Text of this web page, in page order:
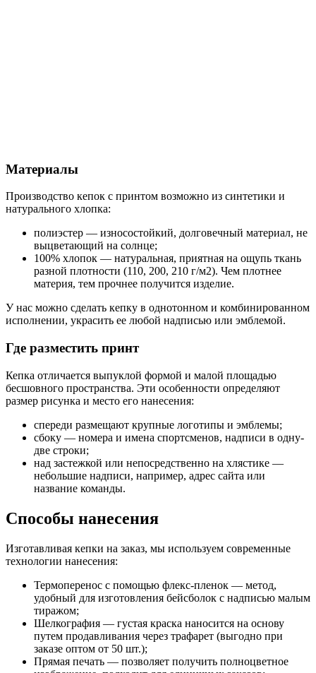
Материалы
Производство кепок с принтом возможно из синтетики и
натурального хлопка:
полиэстер — износостойкий, долговечный материал, не
выцветающий на солнце;
100% хлопок — натуральная, приятная на ощупь ткань
разной плотности (110, 200, 210 г/м2). Чем плотнее
материя, тем прочнее получится изделие.
У нас можно сделать кепку в однотонном и комбинированном
исполнении, украсить ее любой надписью или эмблемой.
Где разместить принт
Кепка отличается выпуклой формой и малой площадью
бесшовного пространства. Эти особенности определяют
размер рисунка и место его нанесения:
спереди размещают крупные логотипы и эмблемы;
сбоку — номера и имена спортсменов, надписи в одну-
две строки;
над застежкой или непосредственно на хлястике —
небольшие надписи, например, адрес сайта или
название команды.
Способы нанесения
Изготавливая кепки на заказ, мы используем современные
технологии нанесения:
Термоперенос с помощью флекс-пленок — метод,
удобный для изготовления бейсболок с надписью малым
тиражом;
Шелкография — густая краска наносится на основу
путем продавливания через трафарет (выгодно при
заказе оптом от 50 шт.);
Прямая печать — позволяет получить полноцветное